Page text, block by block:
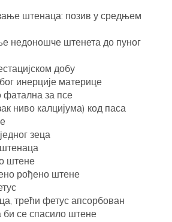
штенаца: позив у средњем
недоношче штенета до пуног
добу
инерције материце
фатална за псе
ниво калцијума) код паса
зеца
штене
рођено штене
трећи фетус апсорбован
се спасило штене